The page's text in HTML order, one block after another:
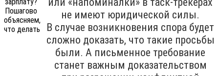
не имеют юридической силы.
В случае возникновения спора будет
сложно доказать, что такие просьбы
были. А письменное требование
станет важным доказательством